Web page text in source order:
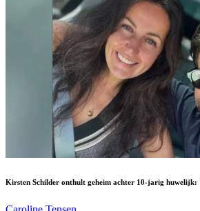
Kirsten Schilder onthult geheim achter 10-jarig huwelijk: